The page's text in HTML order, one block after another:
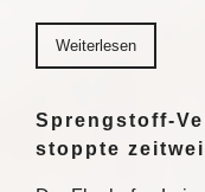
Weiterlesen
Sprengstoff-
stoppte